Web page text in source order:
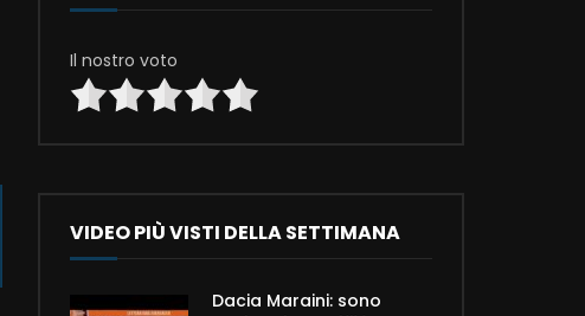
Il nostro voto
VIDEO PIÙ VISTI DELLA SETTIMANA
Dacia Maraini: sono